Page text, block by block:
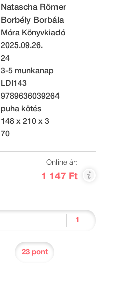
Natascha Römer
Borbély Borbála
Móra Könyvkiadó
2025.09.26.
24
3-5 munkanap
LDI143
9789636039264
puha kötés
148 x 210 x 3
70
Online ár:
1 147 Ft
23 pont